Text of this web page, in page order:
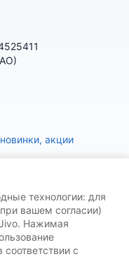
акции
на маркетплейсах
технологии: для
вашем согласии)
Нажимая
с